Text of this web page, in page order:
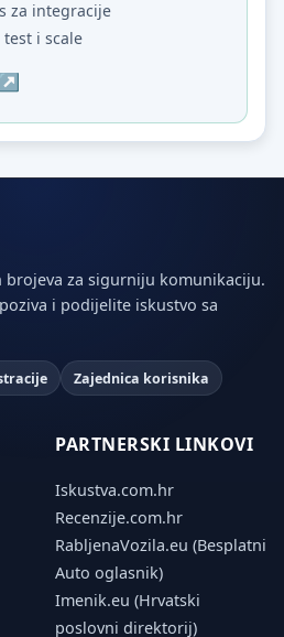
za integracije
i scale
brojeva za sigurniju komunikaciju.
i podijelite iskustvo sa
Zajednica korisnika
PARTNERSKI LINKOVI
Iskustva.com.hr
Recenzije.com.hr
RabljenaVozila.eu (Besplatni
Auto oglasnik)
Imenik.eu (Hrvatski
poslovni direktorij)